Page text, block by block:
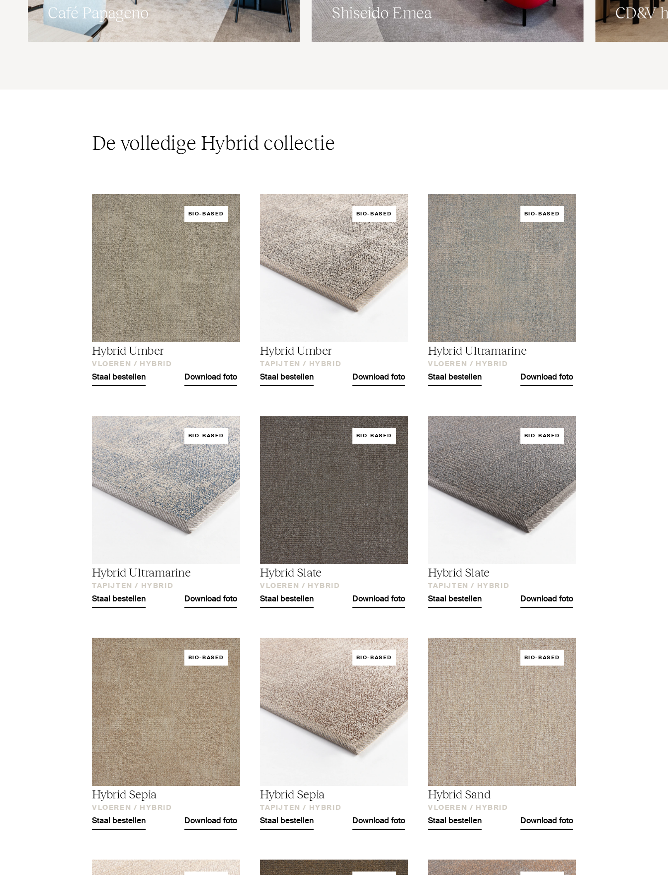
Café Papageno Shiseido Emea CD&V
De volledige Hybrid collectie
BIO-BASED
Hybrid Umber
VLOEREN / HYBRID
Staal bestellen Download foto
BIO-BASED
Hybrid Umber
TAPIJTEN / HYBRID
Staal bestellen Download foto
BIO-BASED
Hybrid Ultramarine
VLOEREN / HYBRID
Staal bestellen Download foto
BIO-BASED
Hybrid Ultramarine
TAPIJTEN / HYBRID
Staal bestellen Download foto
BIO-BASED
Hybrid Slate
VLOEREN / HYBRID
Staal bestellen Download foto
BIO-BASED
Hybrid Slate
TAPIJTEN / HYBRID
Staal bestellen Download foto
BIO-BASED
Hybrid Sepia
VLOEREN / HYBRID
Staal bestellen Download foto
BIO-BASED
Hybrid Sepia
TAPIJTEN / HYBRID
Staal bestellen Download foto
BIO-BASED
Hybrid Sand
VLOEREN / HYBRID
Staal bestellen Download foto